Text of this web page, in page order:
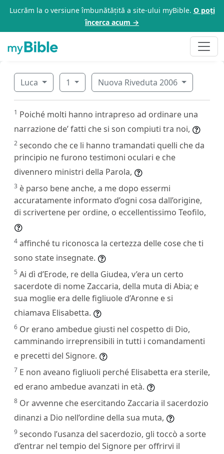
Lucrăm la o versiune îmbunătățită a site-ului myBible. O poți
încerca acum →
Luca 1 Nuova Riveduta 2006
1 Poiché molti hanno intrapreso ad ordinare una
narrazione de’ fatti che si son compiuti tra noi,
2 secondo che ce li hanno tramandati quelli che da
principio ne furono testimoni oculari e che
divennero ministri della Parola,
3 è parso bene anche, a me dopo essermi
accuratamente informato d’ogni cosa dall’origine,
di scrivertene per ordine, o eccellentissimo Teofilo,
4 affinché tu riconosca la certezza delle cose che ti
sono state insegnate.
5 Ai dì d’Erode, re della Giudea, v’era un certo
sacerdote di nome Zaccaria, della muta di Abia; e
sua moglie era delle figliuole d’Aronne e si
chiamava Elisabetta.
6 Or erano ambedue giusti nel cospetto di Dio,
camminando irreprensibili in tutti i comandamenti
e precetti del Signore.
7 E non aveano figliuoli perché Elisabetta era sterile,
ed erano ambedue avanzati in età.
8 Or avvenne che esercitando Zaccaria il sacerdozio
dinanzi a Dio nell’ordine della sua muta,
9 secondo l’usanza del sacerdozio, gli toccò a sorte
d’entrar nel tempio del Signore per offrirvi il